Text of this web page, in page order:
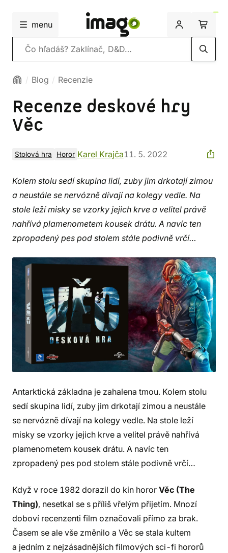
menu
Vyhľadávanie
Blog Recenzie
Recenze deskové hry
Věc
Stolová hra Horor Karel Krajča11. 5. 2022
Kolem stolu sedí skupina lidí, zuby jim drkotají zimou
a neustále se nervózně dívají na kolegy vedle. Na
stole leží misky se vzorky jejich krve a velitel právě
nahřívá plamenometem kousek drátu. A navíc ten
zpropadený pes pod stolem stále podivně vrčí…
Antarktická základna je zahalena tmou. Kolem stolu
sedí skupina lidí, zuby jim drkotají zimou a neustále
se nervózně dívají na kolegy vedle. Na stole leží
misky se vzorky jejich krve a velitel právě nahřívá
plamenometem kousek drátu. A navíc ten
zpropadený pes pod stolem stále podivně vrčí…
Když v roce 1982 dorazil do kin horor Věc (The
Thing), nesetkal se s příliš vřelým přijetím. Mnozí
doboví recenzenti film označovali přímo za brak.
Časem se ale vše změnilo a Věc se stala kultem
a jedním z nejzásadnějších filmových sci-fi hororů